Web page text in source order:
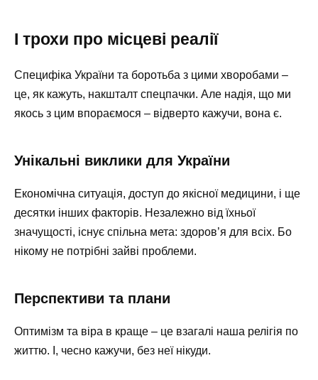
І трохи про місцеві реалії
Специфіка України та боротьба з цими хворобами –
це, як кажуть, накшталт спецпачки. Але надія, що ми
якось з цим впораємося – відверто кажучи, вона є.
Унікальні виклики для України
Економічна ситуація, доступ до якісної медицини, і ще
десятки інших факторів. Незалежно від їхньої
значущості, існує спільна мета: здоров’я для всіх. Бо
нікому не потрібні зайві проблеми.
Перспективи та плани
Оптимізм та віра в краще – це взагалі наша релігія по
життю. І, чесно кажучи, без неї нікуди.